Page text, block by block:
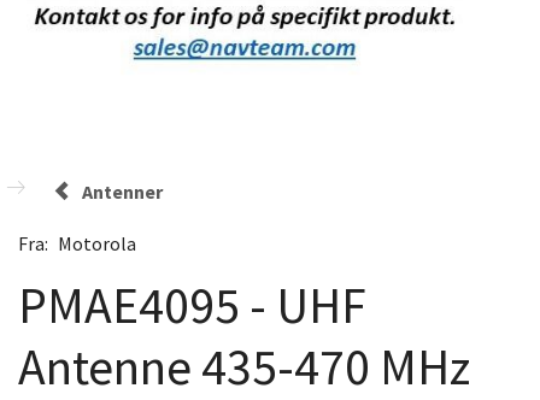
Antenner
Fra: Motorola
PMAE4095 - UHF
Antenne 435-470 MHz